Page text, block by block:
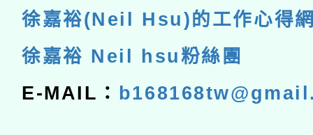
徐嘉裕(Neil Hsu)的工作心得
徐嘉裕 Neil hsu粉絲團
E-MAIL：